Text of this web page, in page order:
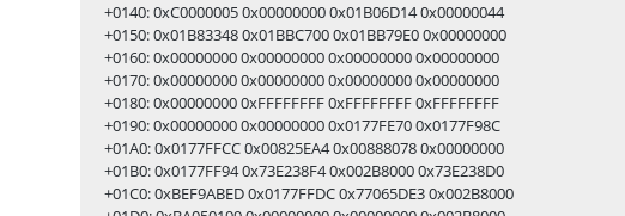
+0140: 0xC0000005 0x00000000 0x01B06D14 0x00000044
+0150: 0x01B83348 0x01BBC700 0x01BB79E0 0x00000000
+0160: 0x00000000 0x00000000 0x00000000 0x00000000
+0170: 0x00000000 0x00000000 0x00000000 0x00000000
+0180: 0x00000000 0xFFFFFFFF 0xFFFFFFFF 0xFFFFFFFF
+0190: 0x00000000 0x00000000 0x0177FE70 0x0177F98C
+01A0: 0x0177FFCC 0x00825EA4 0x00888078 0x00000000
+01B0: 0x0177FF94 0x73E238F4 0x002B8000 0x73E238D0
+01C0: 0xBEF9ABED 0x0177FFDC 0x77065DE3 0x002B8000